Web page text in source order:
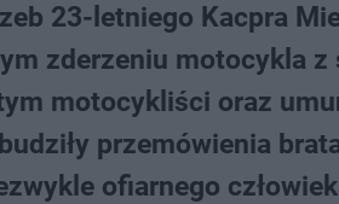
23-letniego Kacpra
zderzeniu motocykla z
motocykliści oraz
przemówienia
ofiarnego